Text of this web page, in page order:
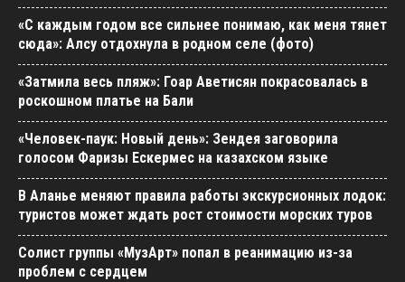
«С каждым годом все сильнее понимаю, как меня тянет
сюда»: Алсу отдохнула в родном селе (фото)
«Затмила весь пляж»: Гоар Аветисян покрасовалась в
роскошном платье на Бали
«Человек-паук: Новый день»: Зендея заговорила
голосом Фаризы Ескермес на казахском языке
В Аланье меняют правила работы экскурсионных лодок:
туристов может ждать рост стоимости морских туров
Солист группы «МузАрт» попал в реанимацию из-за
проблем с сердцем